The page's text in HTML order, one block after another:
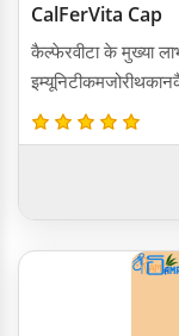
CalFerVita Cap
कैल्फेरवीटा के मुख्या